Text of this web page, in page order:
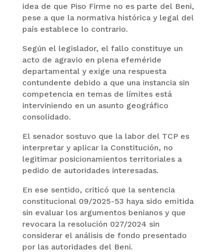
idea de que Piso Firme no es parte del Beni,
pese a que la normativa histórica y legal del
país establece lo contrario.
Según el legislador, el fallo constituye un
acto de agravio en plena efeméride
departamental y exige una respuesta
contundente debido a que una instancia sin
competencia en temas de límites está
interviniendo en un asunto geográfico
consolidado.
El senador sostuvo que la labor del TCP es
interpretar y aplicar la Constitución, no
legitimar posicionamientos territoriales a
pedido de autoridades interesadas.
En ese sentido, criticó que la sentencia
constitucional 09/2025-53 haya sido emitida
sin evaluar los argumentos benianos y que
revocara la resolución 027/2024 sin
considerar el análisis de fondo presentado
por las autoridades del Beni.